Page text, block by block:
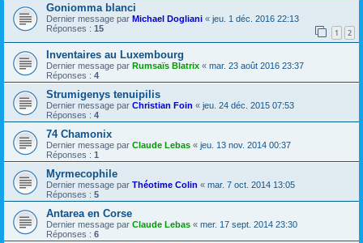
Goniomma blanci
Dernier message par Michael Dogliani « jeu. 1 déc. 2016 22:13
Réponses : 15 1 2
Inventaires au Luxembourg
Dernier message par Rumsaïs Blatrix « mar. 23 août 2016 23:37
Réponses : 4
Strumigenys tenuipilis
Dernier message par Christian Foin « jeu. 24 déc. 2015 07:53
Réponses : 4
74 Chamonix
Dernier message par Claude Lebas « jeu. 13 nov. 2014 00:37
Réponses : 1
Myrmecophile
Dernier message par Théotime Colin « mar. 7 oct. 2014 13:05
Réponses : 5
Antarea en Corse
Dernier message par Claude Lebas « mer. 17 sept. 2014 23:30
Réponses : 6